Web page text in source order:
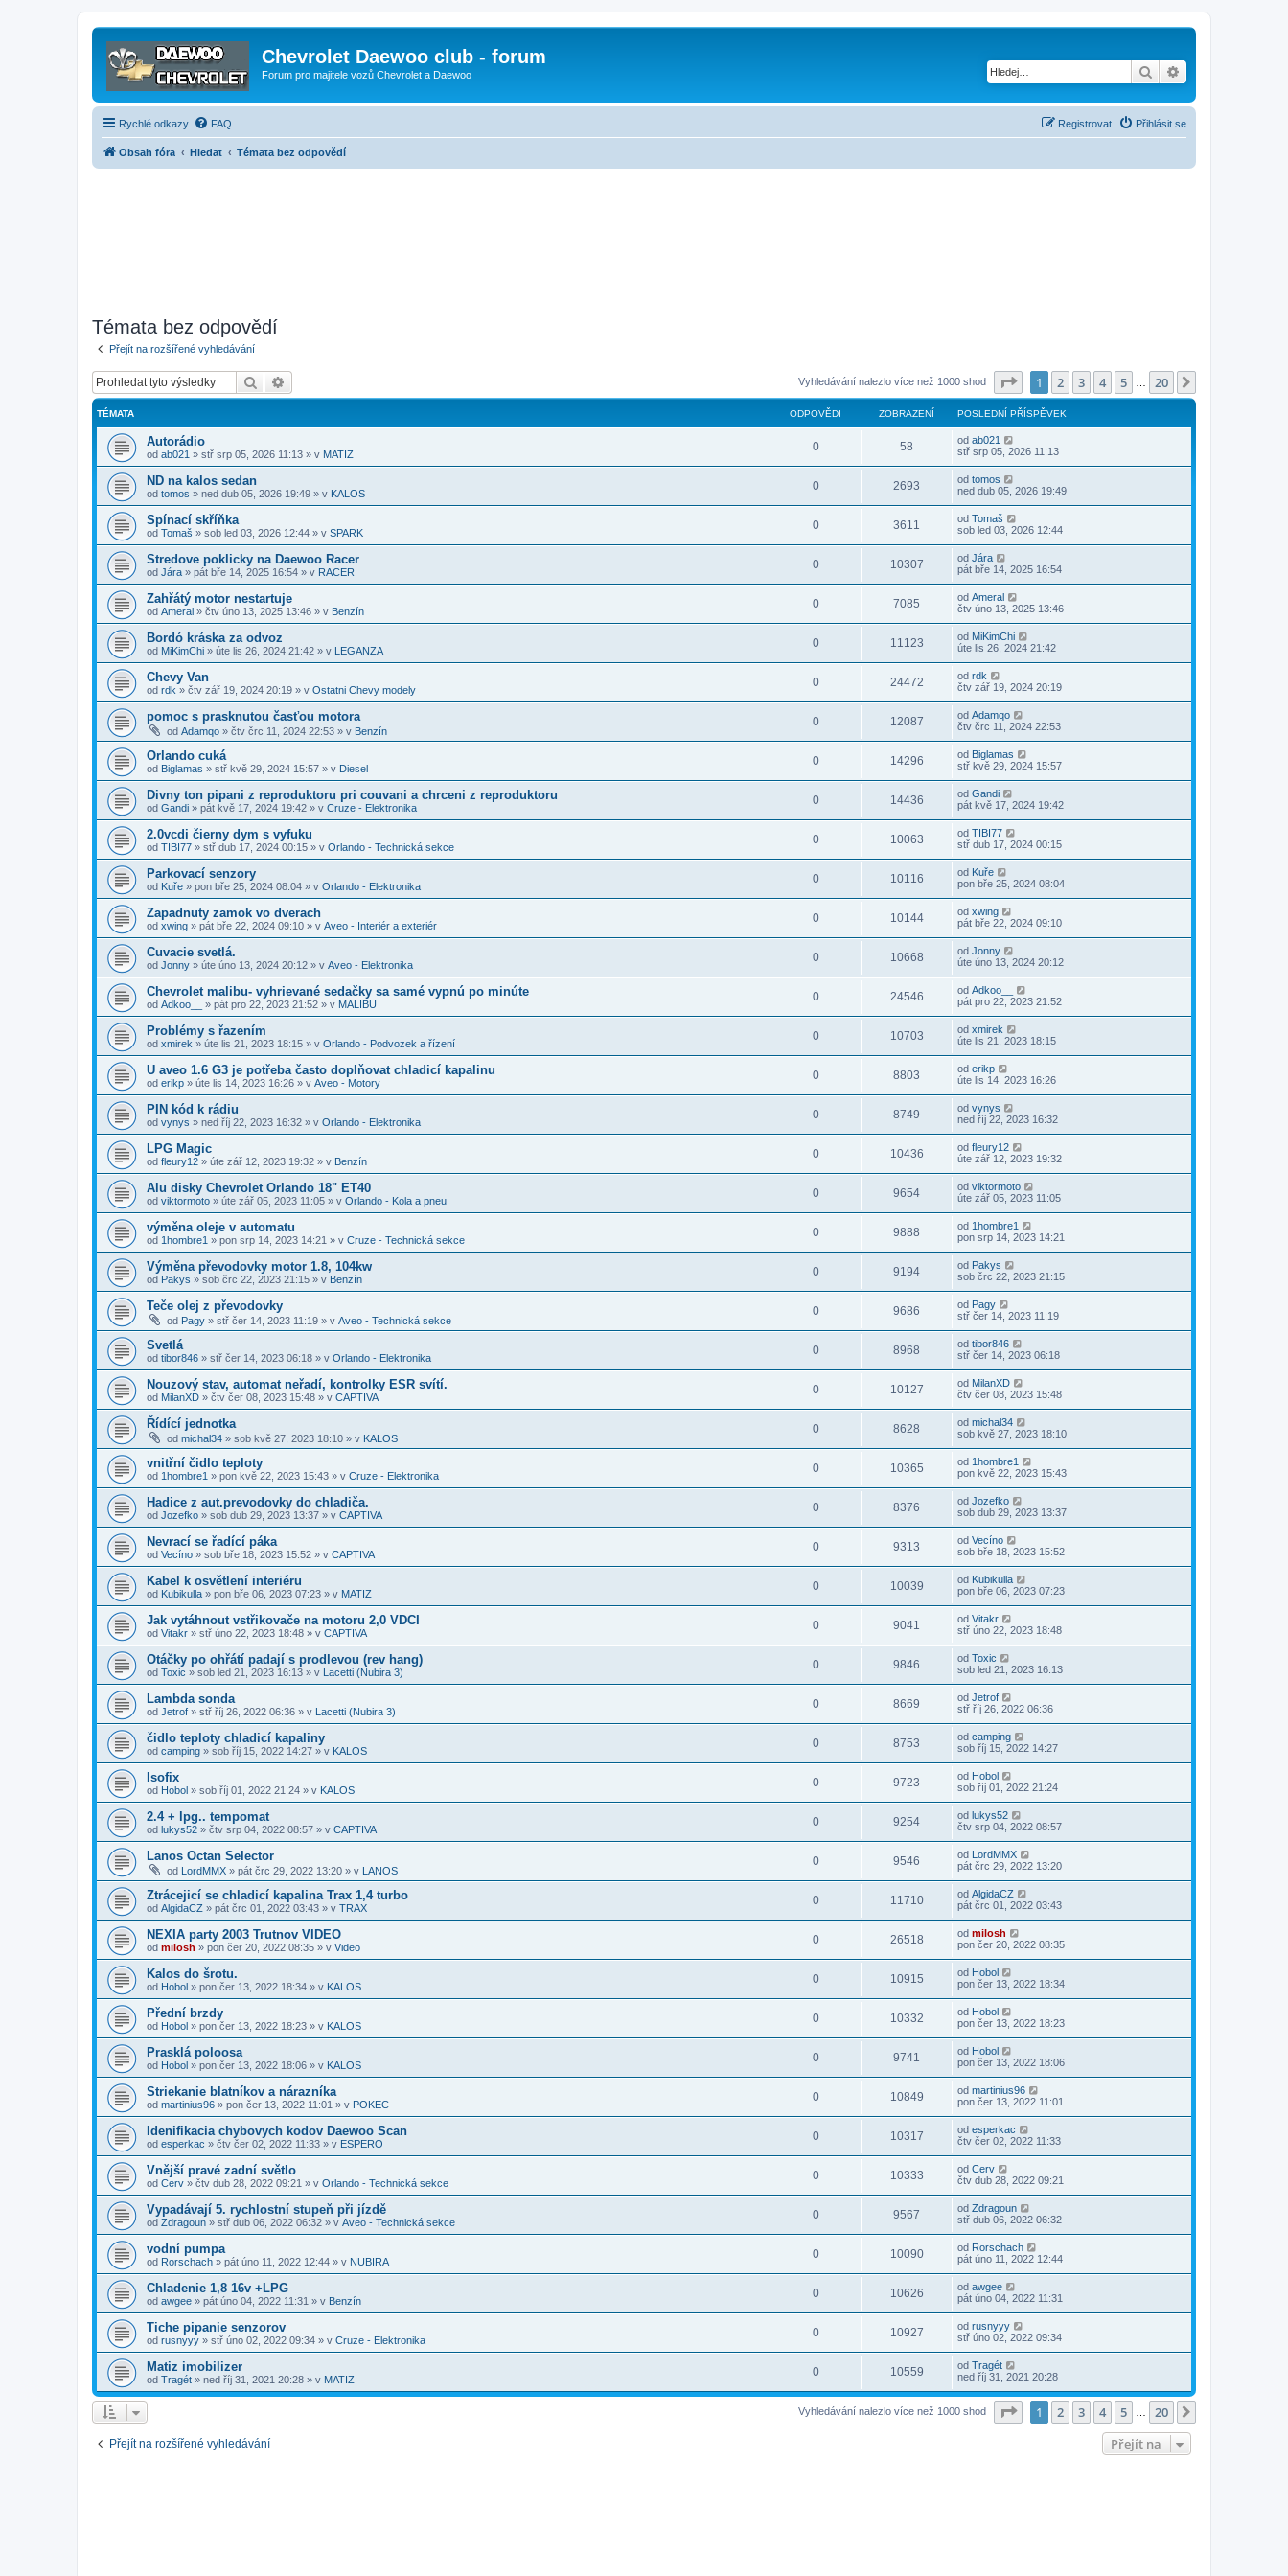
Chevrolet Daewoo club - forum
Forum pro majitele vozů Chevrolet a Daewoo Hledat
Rychlé odkazy FAQ Přihlásit se
Registrovat
Obsah fóra Hledat Témata bez odpovědí
Témata bez odpovědí
Přejít na rozšířené vyhledávání
Hledat Vyhledávání nalezlo více než 1000 shod Stránka z
1 2 3 4 5 20
TÉMATA ODPOVĚDI ZOBRAZENÍ POSLEDNÍ PŘÍSPĚVEK
Autorádio
od ab021 » stř srp 05, 2026 11:13 » v MATIZ
0 58 od ab021
stř srp 05, 2026 11:13
ND na kalos sedan
od tomos » ned dub 05, 2026 19:49 » v KALOS
0 2693 od tomos
ned dub 05, 2026 19:49
Spínací skříňka
od Tomaš » sob led 03, 2026 12:44 » v SPARK
0 3611 od Tomaš
sob led 03, 2026 12:44
Stredove poklicky na Daewoo Racer
od Jára » pát bře 14, 2025 16:54 » v RACER
0 10307 od Jára
pát bře 14, 2025 16:54
Zahřátý motor nestartuje
od Ameral » čtv úno 13, 2025 13:46 » v Benzín
0 7085 od Ameral
čtv úno 13, 2025 13:46
Bordó kráska za odvoz
od MiKimChi » úte lis 26, 2024 21:42 » v LEGANZA
0 11123 od MiKimChi
úte lis 26, 2024 21:42
Chevy Van
od rdk » čtv zář 19, 2024 20:19 » v Ostatni Chevy modely
0 24472 od rdk
čtv zář 19, 2024 20:19
pomoc s prasknutou časťou motora
od Adamqo » čtv črc 11, 2024 22:53 » v Benzín
0 12087 od Adamqo
čtv črc 11, 2024 22:53
Orlando cuká
od Biglamas » stř kvě 29, 2024 15:57 » v Diesel
0 14296 od Biglamas
stř kvě 29, 2024 15:57
Divny ton pipani z reproduktoru pri couvani a chrceni z reproduktoru
od Gandi » pát kvě 17, 2024 19:42 » v Cruze - Elektronika
0 14436 od Gandi
pát kvě 17, 2024 19:42
2.0vcdi čierny dym s vyfuku
od TIBI77 » stř dub 17, 2024 00:15 » v Orlando - Technická sekce
0 10063 od TIBI77
stř dub 17, 2024 00:15
Parkovací senzory
od Kuře » pon bře 25, 2024 08:04 » v Orlando - Elektronika
0 10116 od Kuře
pon bře 25, 2024 08:04
Zapadnuty zamok vo dverach
od xwing » pát bře 22, 2024 09:10 » v Aveo - Interiér a exteriér
0 10144 od xwing
pát bře 22, 2024 09:10
Cuvacie svetlá.
od Jonny » úte úno 13, 2024 20:12 » v Aveo - Elektronika
0 10668 od Jonny
úte úno 13, 2024 20:12
Chevrolet malibu- vyhrievané sedačky sa samé vypnú po minúte
od Adkoo__ » pát pro 22, 2023 21:52 » v MALIBU
0 24546 od Adkoo__
pát pro 22, 2023 21:52
Problémy s řazením
od xmirek » úte lis 21, 2023 18:15 » v Orlando - Podvozek a řízení
0 10703 od xmirek
úte lis 21, 2023 18:15
U aveo 1.6 G3 je potřeba často doplňovat chladicí kapalinu
od erikp » úte lis 14, 2023 16:26 » v Aveo - Motory
0 8803 od erikp
úte lis 14, 2023 16:26
PIN kód k rádiu
od vynys » ned říj 22, 2023 16:32 » v Orlando - Elektronika
0 8749 od vynys
ned říj 22, 2023 16:32
LPG Magic
od fleury12 » úte zář 12, 2023 19:32 » v Benzín
0 10436 od fleury12
úte zář 12, 2023 19:32
Alu disky Chevrolet Orlando 18" ET40
od viktormoto » úte zář 05, 2023 11:05 » v Orlando - Kola a pneu
0 9654 od viktormoto
úte zář 05, 2023 11:05
výměna oleje v automatu
od 1hombre1 » pon srp 14, 2023 14:21 » v Cruze - Technická sekce
0 9888 od 1hombre1
pon srp 14, 2023 14:21
Výměna převodovky motor 1.8, 104kw
od Pakys » sob črc 22, 2023 21:15 » v Benzín
0 9194 od Pakys
sob črc 22, 2023 21:15
Teče olej z převodovky
od Pagy » stř čer 14, 2023 11:19 » v Aveo - Technická sekce
0 9686 od Pagy
stř čer 14, 2023 11:19
Svetlá
od tibor846 » stř čer 14, 2023 06:18 » v Orlando - Elektronika
0 8968 od tibor846
stř čer 14, 2023 06:18
Nouzový stav, automat neřadí, kontrolky ESR svítí.
od MilanXD » čtv čer 08, 2023 15:48 » v CAPTIVA
0 10127 od MilanXD
čtv čer 08, 2023 15:48
Řídící jednotka
od michal34 » sob kvě 27, 2023 18:10 » v KALOS
0 8628 od michal34
sob kvě 27, 2023 18:10
vnitřní čidlo teploty
od 1hombre1 » pon kvě 22, 2023 15:43 » v Cruze - Elektronika
0 10365 od 1hombre1
pon kvě 22, 2023 15:43
Hadice z aut.prevodovky do chladiča.
od Jozefko » sob dub 29, 2023 13:37 » v CAPTIVA
0 8376 od Jozefko
sob dub 29, 2023 13:37
Nevrací se řadící páka
od Vecíno » sob bře 18, 2023 15:52 » v CAPTIVA
0 9313 od Vecíno
sob bře 18, 2023 15:52
Kabel k osvětlení interiéru
od Kubikulla » pon bře 06, 2023 07:23 » v MATIZ
0 10039 od Kubikulla
pon bře 06, 2023 07:23
Jak vytáhnout vstřikovače na motoru 2,0 VDCI
od Vitakr » stř úno 22, 2023 18:48 » v CAPTIVA
0 9041 od Vitakr
stř úno 22, 2023 18:48
Otáčky po ohřátí padají s prodlevou (rev hang)
od Toxic » sob led 21, 2023 16:13 » v Lacetti (Nubira 3)
0 9846 od Toxic
sob led 21, 2023 16:13
Lambda sonda
od Jetrof » stř říj 26, 2022 06:36 » v Lacetti (Nubira 3)
0 8669 od Jetrof
stř říj 26, 2022 06:36
čidlo teploty chladicí kapaliny
od camping » sob říj 15, 2022 14:27 » v KALOS
0 8753 od camping
sob říj 15, 2022 14:27
Isofix
od Hobol » sob říj 01, 2022 21:24 » v KALOS
0 9723 od Hobol
sob říj 01, 2022 21:24
2.4 + lpg.. tempomat
od lukys52 » čtv srp 04, 2022 08:57 » v CAPTIVA
0 9254 od lukys52
čtv srp 04, 2022 08:57
Lanos Octan Selector
od LordMMX » pát črc 29, 2022 13:20 » v LANOS
0 9546 od LordMMX
pát črc 29, 2022 13:20
Ztrácejicí se chladicí kapalina Trax 1,4 turbo
od AlgidaCZ » pát črc 01, 2022 03:43 » v TRAX
0 11710 od AlgidaCZ
pát črc 01, 2022 03:43
NEXIA party 2003 Trutnov VIDEO
od milosh » pon čer 20, 2022 08:35 » v Video
0 26518 od milosh
pon čer 20, 2022 08:35
Kalos do šrotu.
od Hobol » pon čer 13, 2022 18:34 » v KALOS
0 10915 od Hobol
pon čer 13, 2022 18:34
Přední brzdy
od Hobol » pon čer 13, 2022 18:23 » v KALOS
0 10332 od Hobol
pon čer 13, 2022 18:23
Prasklá poloosa
od Hobol » pon čer 13, 2022 18:06 » v KALOS
0 9741 od Hobol
pon čer 13, 2022 18:06
Striekanie blatníkov a nárazníka
od martinius96 » pon čer 13, 2022 11:01 » v POKEC
0 10849 od martinius96
pon čer 13, 2022 11:01
Idenifikacia chybovych kodov Daewoo Scan
od esperkac » čtv čer 02, 2022 11:33 » v ESPERO
0 10317 od esperkac
čtv čer 02, 2022 11:33
Vnější pravé zadní světlo
od Cerv » čtv dub 28, 2022 09:21 » v Orlando - Technická sekce
0 10333 od Cerv
čtv dub 28, 2022 09:21
Vypadávají 5. rychlostní stupeň při jízdě
od Zdragoun » stř dub 06, 2022 06:32 » v Aveo - Technická sekce
0 9567 od Zdragoun
stř dub 06, 2022 06:32
vodní pumpa
od Rorschach » pát úno 11, 2022 12:44 » v NUBIRA
0 10090 od Rorschach
pát úno 11, 2022 12:44
Chladenie 1,8 16v +LPG
od awgee » pát úno 04, 2022 11:31 » v Benzín
0 10626 od awgee
pát úno 04, 2022 11:31
Tiche pipanie senzorov
od rusnyyy » stř úno 02, 2022 09:34 » v Cruze - Elektronika
0 10927 od rusnyyy
stř úno 02, 2022 09:34
Matiz imobilizer
od Tragét » ned říj 31, 2021 20:28 » v MATIZ
0 10559 od Tragét
ned říj 31, 2021 20:28
Vyhledávání nalezlo více než 1000 shod Stránka z
1 2 3 4 5 20
Přejít na rozšířené vyhledávání Přejít na